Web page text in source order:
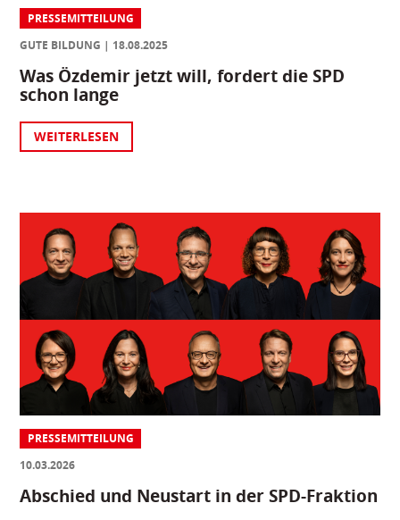
PRESSEMITTEILUNG
GUTE BILDUNG
18.08.2025
Was Özdemir jetzt will, fordert die SPD
schon lange
WEITERLESEN
PRESSEMITTEILUNG
10.03.2026
Abschied und Neustart in der SPD-Fraktion